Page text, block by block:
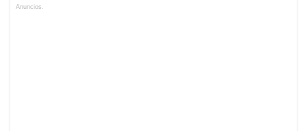
Anuncios.